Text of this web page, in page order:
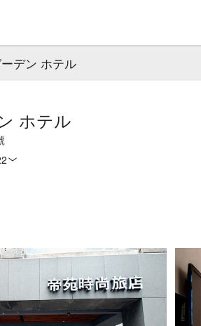
デン ホテル
ホテル